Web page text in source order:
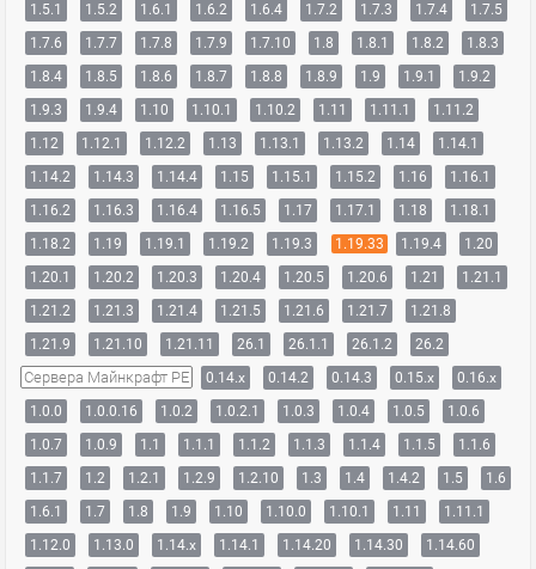
1.5.1
1.5.2 1.6.1 1.6.2 1.6.4 1.7.2 1.7.3 1.7.4
1.7.5
1.7.6
1.7.7 1.7.8 1.7.9 1.7.10 1.8 1.8.1 1.8.2
1.8.3
1.8.4
1.8.5 1.8.6 1.8.7 1.8.8 1.8.9 1.9 1.9.1
1.9.2
1.9.3
1.9.4 1.10 1.10.1 1.10.2 1.11 1.11.1
1.11.2
1.12
1.12.1 1.12.2 1.13 1.13.1 1.13.2 1.14
1.14.1
1.14.2
1.14.3 1.14.4 1.15 1.15.1 1.15.2 1.16
1.16.1
1.16.2
1.16.3 1.16.4 1.16.5 1.17 1.17.1 1.18
1.18.1
1.18.2
1.19 1.19.1 1.19.2 1.19.3 1.19.33 1.19.4
1.20
1.20.1
1.20.2 1.20.3 1.20.4 1.20.5 1.20.6 1.21
1.21.1
1.21.2
1.21.3 1.21.4 1.21.5 1.21.6 1.21.7
1.21.8
1.21.9
1.21.10 1.21.11 26.1 26.1.1 26.1.2 26.2
Сервера Майнкрафт PE 0.14.x 0.14.2 0.14.3 0.15.x
0.16.x
1.0.0
1.0.0.16 1.0.2 1.0.2.1 1.0.3 1.0.4 1.0.5
1.0.6
1.0.7
1.0.9 1.1 1.1.1 1.1.2 1.1.3 1.1.4 1.1.5
1.1.6
1.1.7
1.2 1.2.1 1.2.9 1.2.10 1.3 1.4 1.4.2 1.5
1.6
1.6.1
1.7 1.8 1.9 1.10 1.10.0 1.10.1 1.11
1.11.1
1.12.0
1.13.0 1.14.x 1.14.1 1.14.20 1.14.30
1.14.60